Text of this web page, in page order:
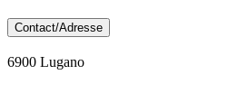
Contact/Adresse
6900 Lugano